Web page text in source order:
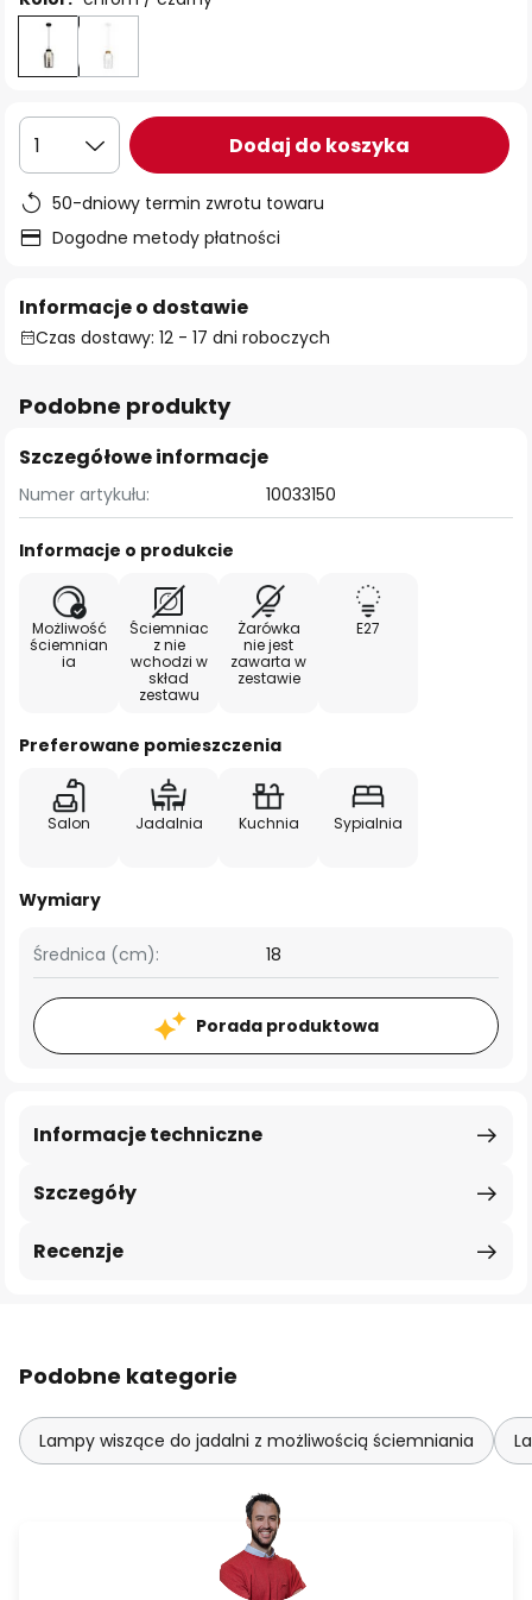
1 Dodaj do koszyka
50-dniowy termin zwrotu towaru
Dogodne metody płatności
Informacje o dostawie
Czas dostawy: 12 - 17 dni roboczych
Podobne produkty
Szczegółowe informacje
Numer artykułu: 10033150
Informacje o produkcie
Możliwość
ściemnian
ia
Ściemniac
z nie
wchodzi w
skład
zestawu
Żarówka
nie jest
zawarta w
zestawie
E27
Preferowane pomieszczenia
Salon Jadalnia Kuchnia Sypialnia
Wymiary
Średnica (cm): 18
Porada produktowa
Szczegóły
Informacje techniczne
Recenzje
Podobne kategorie
Lampy wiszące do jadalni z możliwością ściemniania